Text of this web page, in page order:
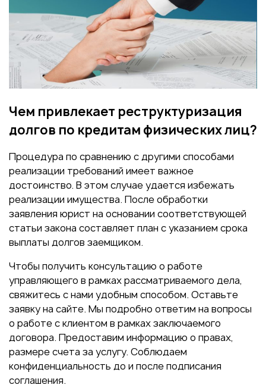
Чем привлекает реструктуризация
долгов по кредитам физических лиц?
Процедура по сравнению с другими способами
реализации требований имеет важное
достоинство. В этом случае удается избежать
реализации имущества. После обработки
заявления юрист на основании соответствующей
статьи закона составляет план с указанием срока
выплаты долгов заемщиком.
Чтобы получить консультацию о работе
управляющего в рамках рассматриваемого дела,
свяжитесь с нами удобным способом. Оставьте
заявку на сайте. Мы подробно ответим на вопросы
о работе с клиентом в рамках заключаемого
договора. Предоставим информацию о правах,
размере счета за услугу. Соблюдаем
конфиденциальность до и после подписания
соглашения.